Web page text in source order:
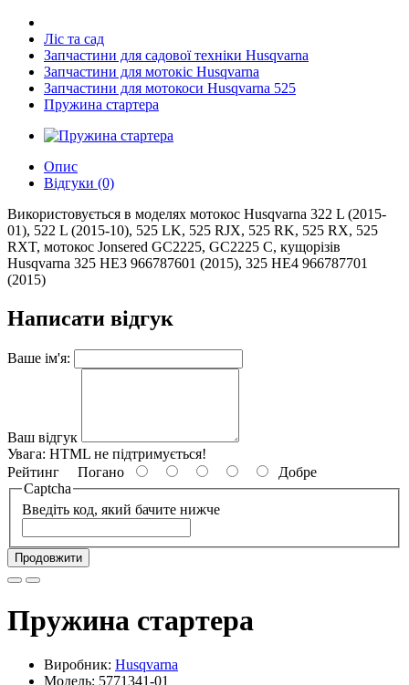
Ліс та сад
Запчастини для садової техніки Husqvarna
Запчастини для мотокіс Husqvarna
Запчастини для мотокоси Husqvarna 525
Пружина стартера
Опис
Відгуки (0)
Використовується в моделях мотокос Husqvarna 322 L (2015-
01), 522 L (2015-10), 525 LK, 525 RJX, 525 RK, 525 RX, 525
RXT, мотокос Jonsered GC2225, GC2225 C, кущорізів
Husqvarna 325 HE3 966787601 (2015), 325 HE4 966787701
(2015)
Написати відгук
Ваше ім'я:
Ваш відгук
Увага: HTML не підтримується!
Рейтинг Погано
Добре
Captcha
Введіть код, який бачите нижче
Продовжити
Пружина стартера
Виробник: Husqvarna
Модель: 5771341-01